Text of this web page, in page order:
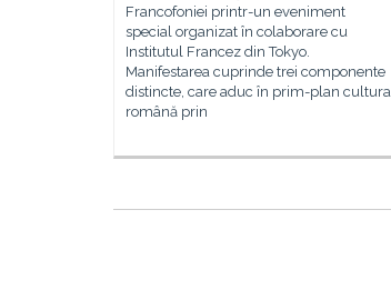
Francofoniei printr-un eveniment
special organizat în colaborare cu
Institutul Francez din Tokyo.
Manifestarea cuprinde trei componente
distincte, care aduc în prim-plan cultura
română prin